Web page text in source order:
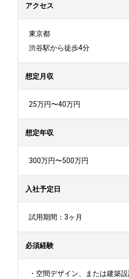
アクセス
東京都
渋谷駅から徒歩4分
想定月収
25万円〜40万円
想定年収
300万円〜500万円
入社予定日
試用期間：3ヶ月
必須経験
・空間デザイン、または建築